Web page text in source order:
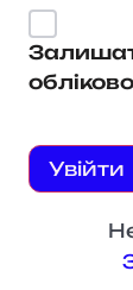
Увійти